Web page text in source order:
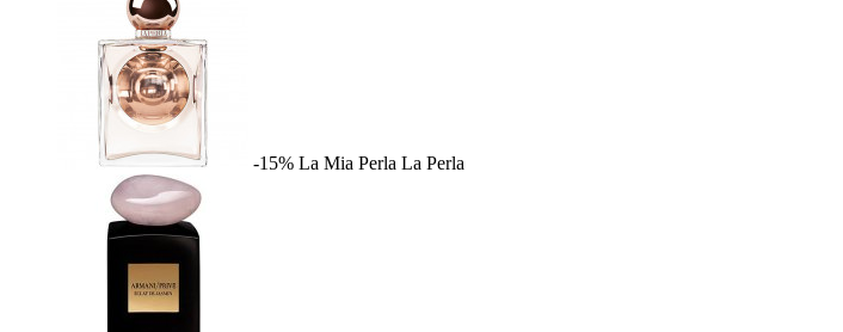
-15% La Mia Perla La Perla